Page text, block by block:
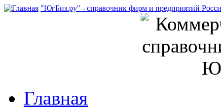
"ЮгБиз.ру" - справочник фирм и предприятий
Главная